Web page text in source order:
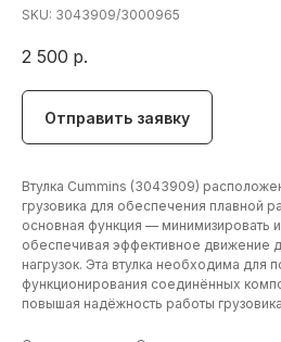
SKU: 3043909/3000965
2 500 р.
Отправить заявку
Втулка Cummins (3043909)
грузовика для обеспечения плавной
основная функция — минимизировать
обеспечивая эффективное движение
нагрузок. Эта втулка необходима для
функционирования соединённых
повышая надёжность работы